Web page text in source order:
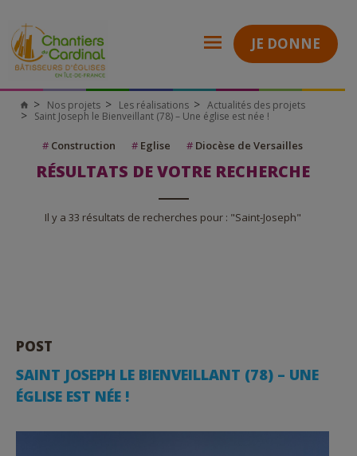
JE DONNE
Nos projets Les réalisations
Actualités des projets
Saint Joseph le Bienveillant (78) – Une église est née !
# Construction # Eglise # Diocèse de Versailles
RÉSULTATS DE VOTRE RECHERCHE
Il y a 33 résultats de recherches pour : "Saint-Joseph"
POST
SAINT JOSEPH LE BIENVEILLANT (78) – UNE
ÉGLISE EST NÉE !